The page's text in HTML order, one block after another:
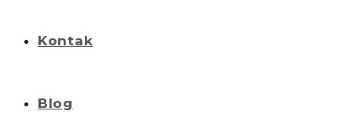
Kontak
Blog